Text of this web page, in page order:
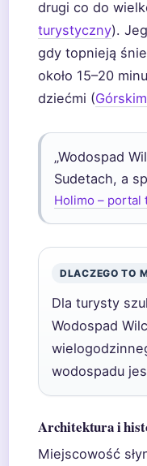
drugi co do
turystyczny).
gdy topnieją
około 15–20
dziećmi (
„Wodospad
Sudetach, a
Holimo – portal
DLACZEGO TO
Dla turysty
Wodospad
wodospadu
Architektura i
Miejscowość